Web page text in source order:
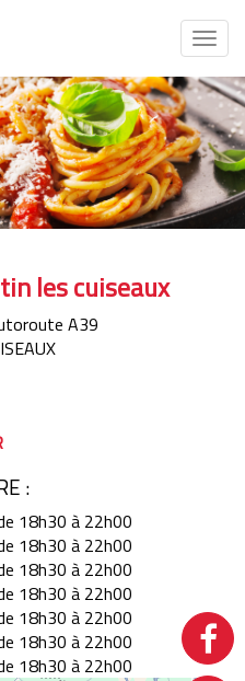
les cuiseaux
A39
:
18h30 à 22h00
18h30 à 22h00
18h30 à 22h00
18h30 à 22h00
18h30 à 22h00
18h30 à 22h00
18h30 à 22h00